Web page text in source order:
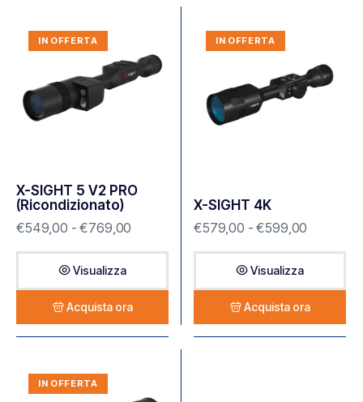
IN OFFERTA
X-SIGHT 5 V2 PRO
(Ricondizionato)
€549,00 - €769,00
Visualizza
Acquista ora
IN OFFERTA
X-SIGHT 4K
€579,00 - €599,00
Visualizza
Acquista ora
IN OFFERTA